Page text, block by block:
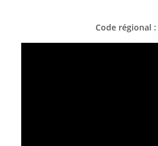
Code régional :